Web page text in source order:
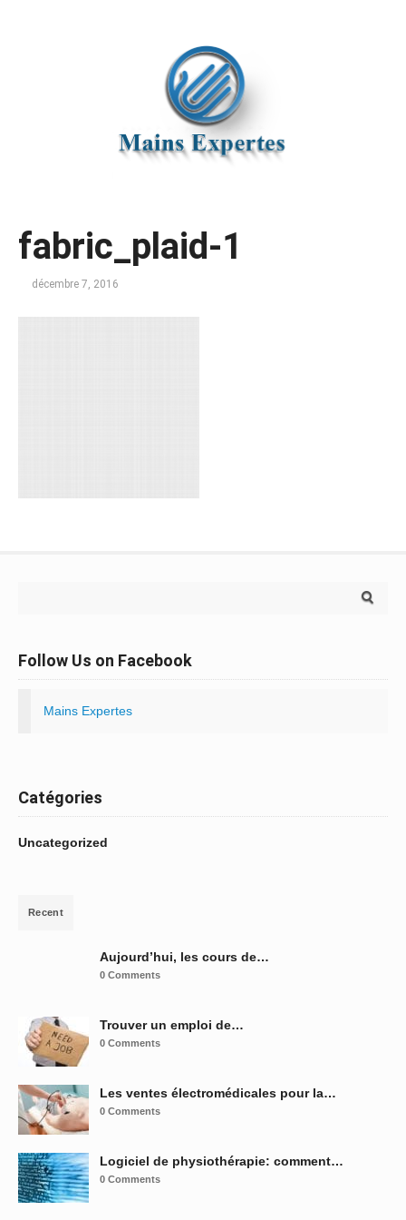
fabric_plaid-1
décembre 7, 2016
Follow Us on Facebook
Mains Expertes
Catégories
Uncategorized
Recent
Aujourd’hui, les cours de…
0 Comments
Trouver un emploi de…
0 Comments
Les ventes électromédicales pour la…
0 Comments
Logiciel de physiothérapie: comment…
0 Comments